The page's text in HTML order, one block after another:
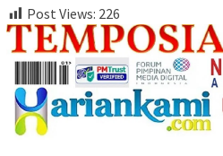
Post Views: 226